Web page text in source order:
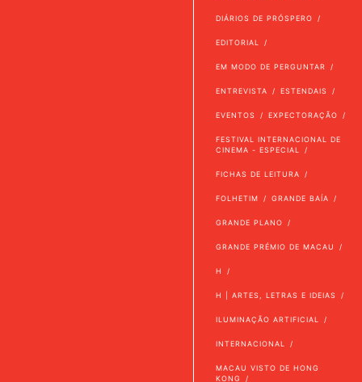
DIÁRIOS DE PRÓSPERO
EDITORIAL
EM MODO DE PERGUNTAR
ENTREVISTA ESTENDAIS
EVENTOS EXPECTORAÇÃO
FESTIVAL INTERNACIONAL DE
CINEMA - ESPECIAL
FICHAS DE LEITURA
FOLHETIM GRANDE BAÍA
GRANDE PLANO
GRANDE PRÉMIO DE MACAU
H
H | ARTES, LETRAS E IDEIAS
ILUMINAÇÃO ARTIFICIAL
INTERNACIONAL
MACAU VISTO DE HONG
KONG